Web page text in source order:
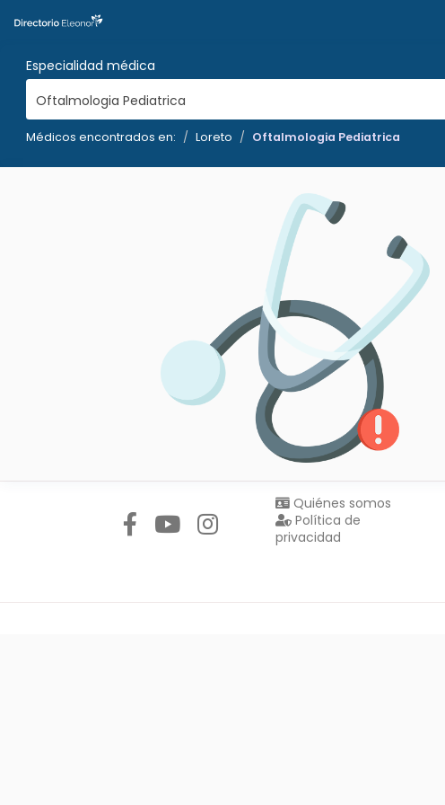
Especialidad médica
Oftalmologia Pediatrica
Médicos encontrados en: Loreto Oftalmologia Pediatrica
Quiénes somos
Política de
privacidad